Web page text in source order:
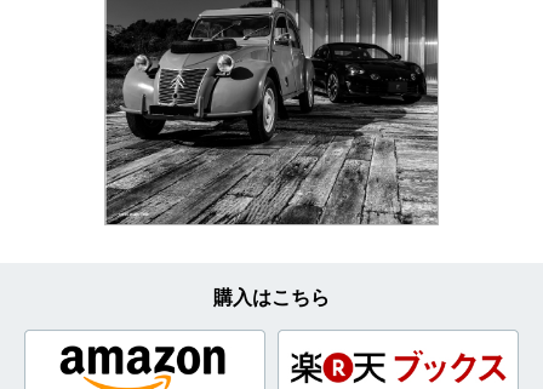
購入はこちら